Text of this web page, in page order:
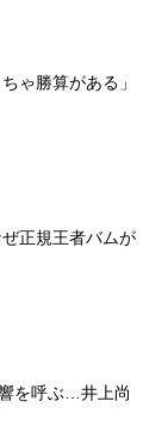
ゃ勝算がある」
正規王者バムが
を呼ぶ…井上尚